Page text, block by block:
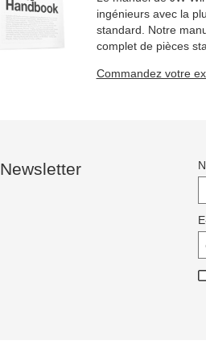
ingénieurs avec la
standard. Notre
complet de pièces
Commandez votre
Newsletter